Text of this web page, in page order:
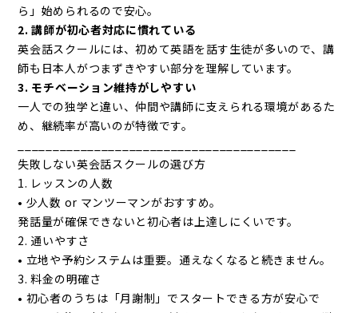
ら」始められるので安心。
2. 講師が初心者対応に慣れている
英会話スクールには、初めて英語を話す生徒が多いので、講
師も日本人がつまずきやすい部分を理解しています。
3. モチベーション維持がしやすい
一人での独学と違い、仲間や講師に支えられる環境があるた
め、継続率が高いのが特徴です。
失敗しない英会話スクールの選び方
1. レッスンの人数
• 少人数 or マンツーマンがおすすめ。
発話量が確保できないと初心者は上達しにくいです。
2. 通いやすさ
• 立地や予約システムは重要。通えなくなると続きません。
3. 料金の明確さ
• 初心者のうちは「月謝制」でスタートできる方が安心で